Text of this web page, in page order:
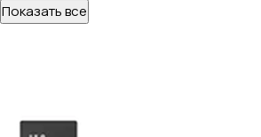
Показать все